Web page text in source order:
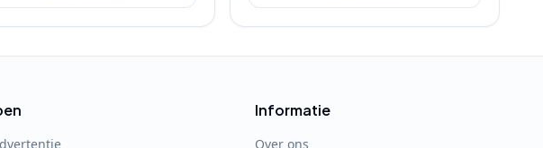
Informatie
Over ons